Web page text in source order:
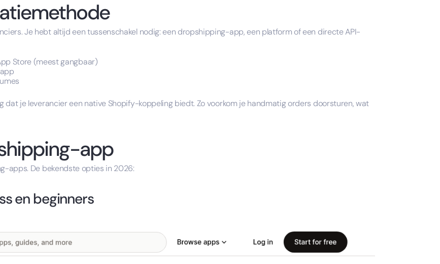
Je hebt altijd een tussenschakel nodig: een dropshipping-app, een platform of een directe API-
Store (meest gangbaar)
dat je leverancier een native Shopify-koppeling biedt. Zo voorkom je handmatig orders doorsturen, wat
app
apps. De bekendste opties in 2026:
en beginners